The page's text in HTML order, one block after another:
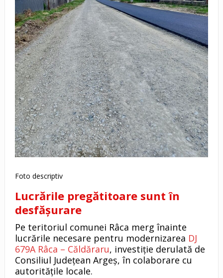
Foto descriptiv
Lucrările pregătitoare sunt în
desfășurare
Pe teritoriul comunei Râca merg înainte
lucrările necesare pentru modernizarea DJ
679A Râca – Căldăraru, investiție derulată de
Consiliul Județean Argeș, în colaborare cu
autoritățile locale.